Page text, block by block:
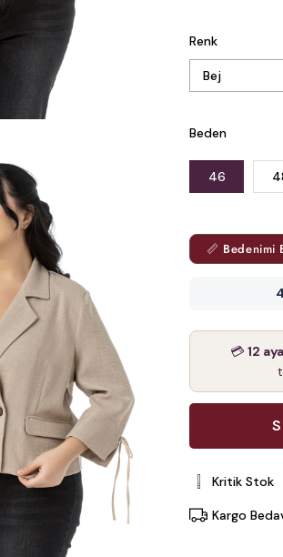
Renk
Beden
46
📏 Bedenimi
💳12
Kritik Stok
Kargo